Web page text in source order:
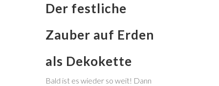
Der festliche
Zauber auf Erden
als Dekokette
Bald ist es wieder so weit! Dann